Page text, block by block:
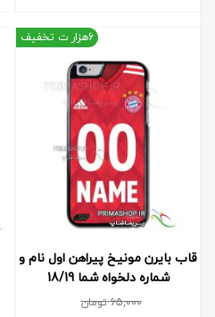
قاب بایرن مونیخ پیراهن اول نام و
شماره دلخواه شما 18/19
65,000تومان
6هزار ت تخفیف